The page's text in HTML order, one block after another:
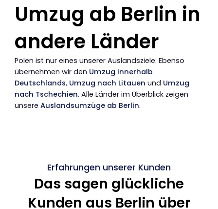
Umzug ab Berlin in
andere Länder
Polen ist nur eines unserer Auslandsziele. Ebenso
übernehmen wir den Umzug innerhalb
Deutschlands, Umzug nach Litauen und Umzug
nach Tschechien. Alle Länder im Überblick zeigen
unsere Auslandsumzüge ab Berlin.
Erfahrungen unserer Kunden
Das sagen glückliche
Kunden aus Berlin über